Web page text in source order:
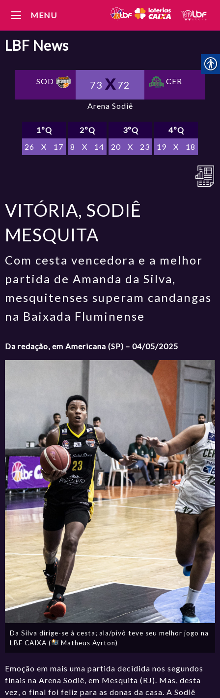
MENU
LBF News
SOD 73 72 CER
Arena Sodiê
1ºQ
26
X 17
2ºQ
8
X 14
3ºQ
20
X 23
4ºQ
19
X 18
VITÓRIA, SODIÊ
MESQUITA
Com cesta vencedora e a melhor
partida de Amanda da Silva,
mesquitenses superam candangas
na Baixada Fluminense
Da redação, em Americana (SP) – 04/05/2025
Da Silva dirige-se à cesta; ala/pivô teve seu melhor jogo na
LBF CAIXA (
Matheus Ayrton)
Emoção em mais uma partida decidida nos segundos
finais na Arena Sodiê, em Mesquita (RJ). Mas, desta
vez, o final foi feliz para as donas da casa. ASodiê